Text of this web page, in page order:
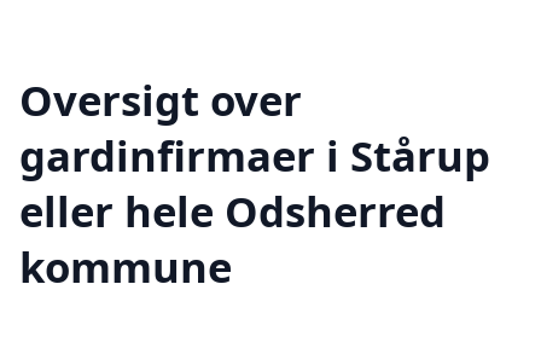
Oversigt over
gardinfirmaer i Stårup
eller hele Odsherred
kommune